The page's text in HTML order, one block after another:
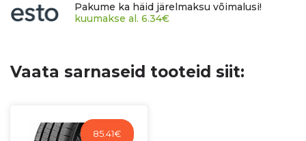
Pakume ka häid järelmaksu võimalusi!
kuumakse al. 6.34€
Vaata sarnaseid tooteid siit:
85.41€